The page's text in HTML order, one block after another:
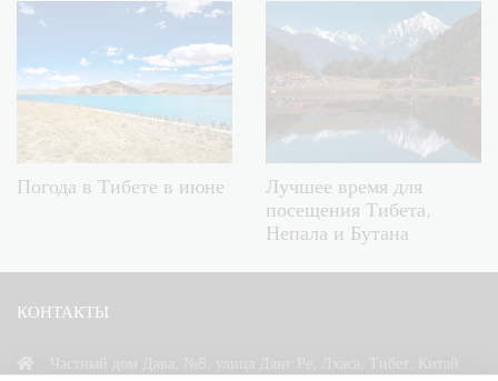
Погода в Тибете в июне
Лучшее время для
посещения Тибета,
Непала и Бутана
КОНТАКТЫ